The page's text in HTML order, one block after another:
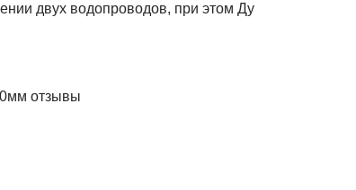
двух водопроводов, при этом Ду
отзывы